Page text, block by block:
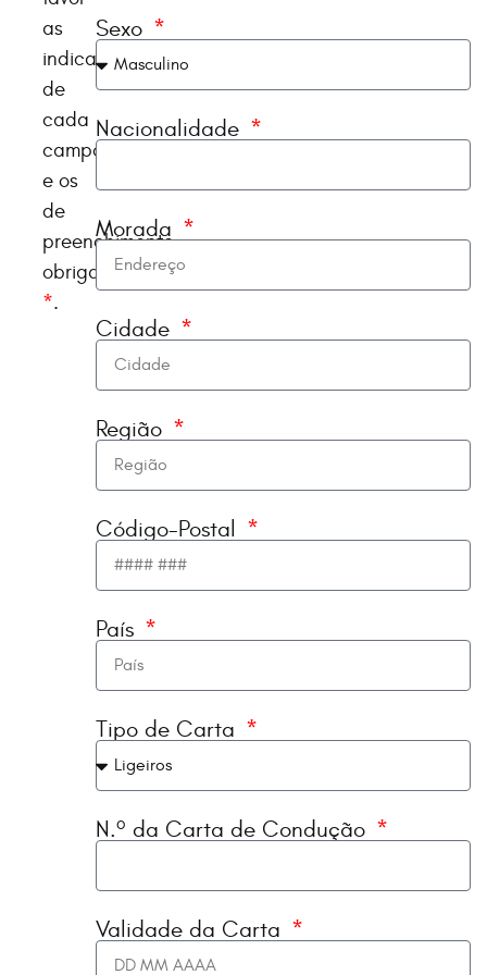
as
indicações
de
cada
campo
e os
de
preenchimento
obrigatório
*.
Sexo
Nacionalidade
Morada
Cidade
Região
Código-Postal
País
Tipo de Carta
N.º da Carta de Condução
Validade da Carta